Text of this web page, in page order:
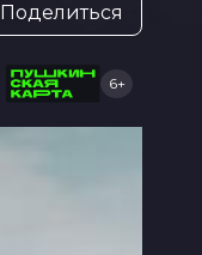
Поделиться
6+